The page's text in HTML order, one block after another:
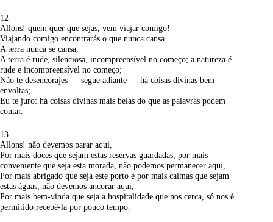
12
Allons! quem quer que sejas, vem viajar comigo!
Viajando comigo encontrarás o que nunca cansa.
A terra nunca se cansa,
A terra é rude, silenciosa, incompreensível no começo; a natureza é
rude e incompreensível no começo;
Não te desencorajes — segue adiante — há coisas divinas bem
envoltas;
Eu te juro: há coisas divinas mais belas do que as palavras podem
contar.
13
Allons! não devemos parar aqui,
Por mais doces que sejam estas reservas guardadas, por mais
conveniente que seja esta morada, não podemos permanecer aqui,
Por mais abrigado que seja este porto e por mais calmas que sejam
estas águas, não devemos ancorar aqui,
Por mais bem-vinda que seja a hospitalidade que nos cerca, só nos é
permitido recebê-la por pouco tempo.